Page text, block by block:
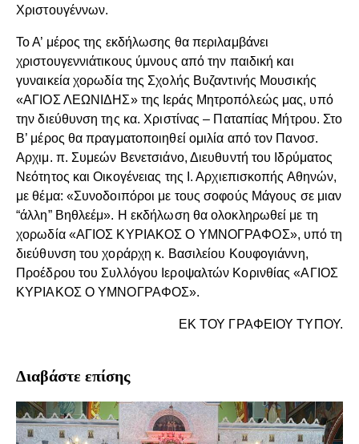
Χριστουγέννων.
Το Α’ μέρος της εκδήλωσης θα περιλαμβάνει
χριστουγεννιάτικους ύμνους από την παιδική και
γυναικεία χορωδία της Σχολής Βυζαντινής Μουσικής
«ΑΓΙΟΣ ΛΕΩΝΙΔΗΣ» της Ιεράς Μητροπόλεώς μας, υπό
την διεύθυνση της κα. Χριστίνας – Παταπίας Μήτρου. Στο
Β’ μέρος θα πραγματοποιηθεί ομιλία από τον Πανοσ.
Αρχιμ. π. Συμεών Βενετσιάνο, Διευθυντή του Ιδρύματος
Νεότητος και Οικογένειας της Ι. Αρχιεπισκοπής Αθηνών,
με θέμα: «Συνοδοιπόροι με τους σοφούς Μάγους σε μιαν
“άλλη” Βηθλεέμ». Η εκδήλωση θα ολοκληρωθεί με τη
χορωδία «ΑΓΙΟΣ ΚΥΡΙΑΚΟΣ Ο ΥΜΝΟΓΡΑΦΟΣ», υπό τη
διεύθυνση του χοράρχη κ. Βασιλείου Κουφογιάννη,
Προέδρου του Συλλόγου Ιεροψαλτών Κορινθίας «ΑΓΙΟΣ
ΚΥΡΙΑΚΟΣ Ο ΥΜΝΟΓΡΑΦΟΣ».
ΕΚ ΤΟΥ ΓΡΑΦΕΙΟΥ ΤΥΠΟΥ.
Διαβάστε επίσης